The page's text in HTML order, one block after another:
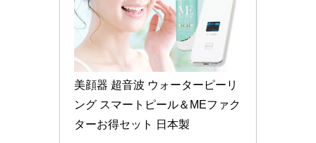
美顔器 超音波 ウォーターピーリ
ング スマートピール＆MEファク
ターお得セット 日本製